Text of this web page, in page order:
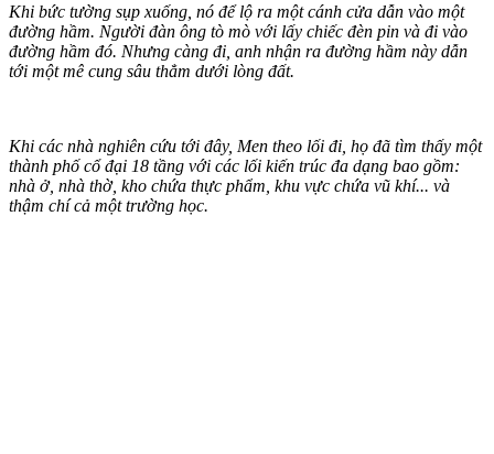
Khi bức tường sụp xuống, nó để lộ ra một cánh cửa dẫn vào một
đường hầm. Người đàn ông tò mò với lấy chiếc đèn pin và đi vào
đường hầm đó. Nhưng càng đi, anh nhận ra đường hầm này dẫn
tới một mê cung sâu thẳm dưới lòng đất.
Khi các nhà nghiên cứu tới đây, Men theo lối đi, họ đã tìm thấy một
thành phố cổ đại 18 tầng với các lối kiến trúc đa dạng bao gồm:
nhà ở, nhà thờ, kho chứa thực phẩm, khu vực chứa vũ khí... và
thậm chí cả một trường học.